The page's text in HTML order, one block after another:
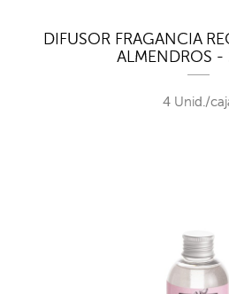
DIFUSOR FRAGANCIA
ALMENDROS -
4 Unid./